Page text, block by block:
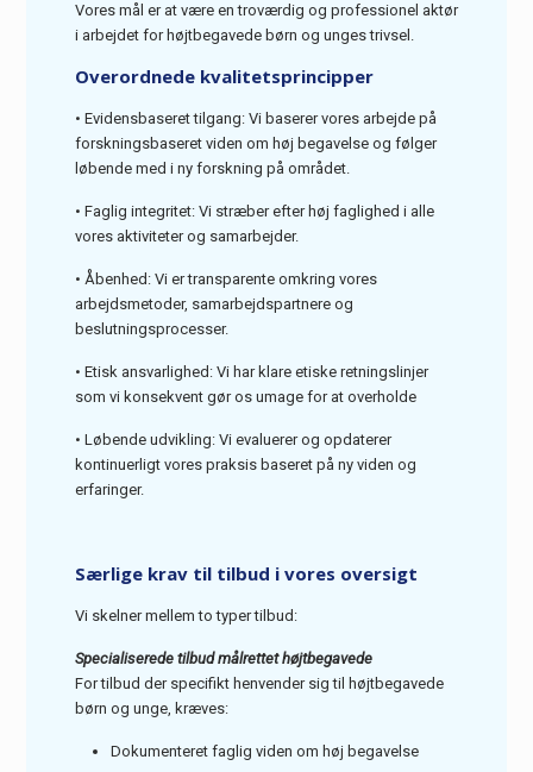
Vores mål er at være en troværdig og professionel aktør
i arbejdet for højtbegavede børn og unges trivsel.
Overordnede kvalitetsprincipper
• Evidensbaseret tilgang: Vi baserer vores arbejde på
forskningsbaseret viden om høj begavelse og følger
løbende med i ny forskning på området.
• Faglig integritet: Vi stræber efter høj faglighed i alle
vores aktiviteter og samarbejder.
• Åbenhed: Vi er transparente omkring vores
arbejdsmetoder, samarbejdspartnere og
beslutningsprocesser.
• Etisk ansvarlighed: Vi har klare etiske retningslinjer
som vi konsekvent gør os umage for at overholde
• Løbende udvikling: Vi evaluerer og opdaterer
kontinuerligt vores praksis baseret på ny viden og
erfaringer.
Særlige krav til tilbud i vores oversigt
Vi skelner mellem to typer tilbud:
Specialiserede tilbud målrettet højtbegavede
For tilbud der specifikt henvender sig til højtbegavede
børn og unge, kræves:
Dokumenteret faglig viden om høj begavelse